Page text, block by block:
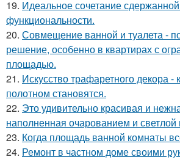
19. Идеальное сочетание сдержанной
функциональности.
20. Совмещение ванной и туалета -
решение, особенно в квартирах с
площадью.
21. Искусство трафаретного декора -
полотном становятся.
22. Это удивительно красивая и
наполненная очарованием и светлой
23. Когда площадь ванной комнаты
24. Ремонт в частном доме своими